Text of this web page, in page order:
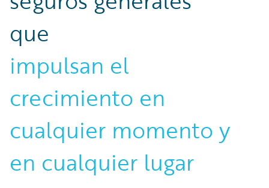
que
impulsan el
crecimiento en
cualquier momento y
en cualquier lugar